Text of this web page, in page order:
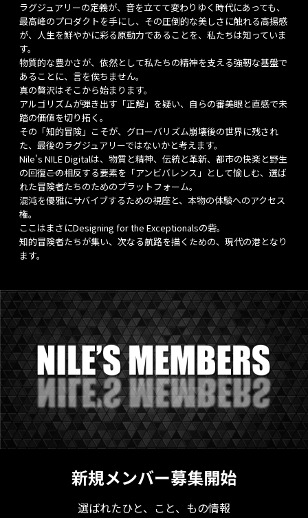
ラグジュアリーの定義が、音を立てて変わりゆく時代にあっても、
最高峰のプロダクトを手にし、その圧倒的な美しさに触れる高揚感
が、人生を鮮やかに彩る原動力であることを、私たちは知っていま
す。
物質的な豊かさが、依然として私たちの精神を支える強靭な基盤で
あることに、言を俟ちません。
真の贅沢はそこから始まります。
アルゴリズムが弾き出す「正解」を疑い、自らの審美眼と直感で未
踏の価値を切り拓く。
その「知的冒険」こそが、グローバリズム崩壊後の世界に残され
た、最後のラグジュアリーではないかと考えます。
Nile's NILE Digitalは、物質と精神、伝統と革新、都市の快楽と野生
の回復――この相反する要素を「アンビバレンス」として愉しむ、選ば
れた冒険者たちのためのプラットフォーム。
混沌を優雅にサバイブするための視座と、本物の体験へのアクセス
権。
ここはまさにDesigning for the Exceptionalsの砦。
知的冒険者たちが集い、次なる航路を描くための、現代の港となり
ます。
新規メンバー募集開始
選ばれたひと、こと、もの情報